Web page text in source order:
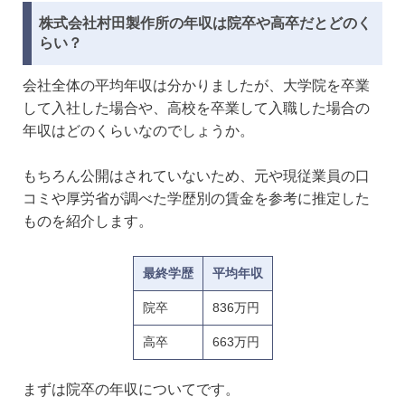
株式会社村田製作所の年収は院卒や高卒だとどのく
らい？
会社全体の平均年収は分かりましたが、大学院を卒業
して入社した場合や、高校を卒業して入職した場合の
年収はどのくらいなのでしょうか。
もちろん公開はされていないため、元や現従業員の口
コミや厚労省が調べた学歴別の賃金を参考に推定した
ものを紹介します。
最終学歴 平均年収
院卒 836万円
高卒 663万円
まずは院卒の年収についてです。